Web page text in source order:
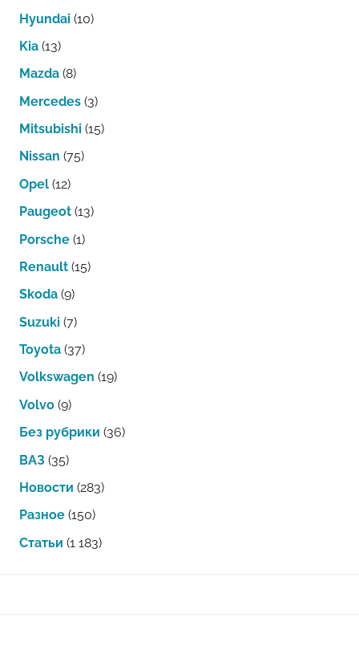
Hyundai (10)
Kia (13)
Mazda (8)
Mercedes (3)
Mitsubishi (15)
Nissan (75)
Opel (12)
Paugeot (13)
Porsche (1)
Renault (15)
Skoda (9)
Suzuki (7)
Toyota (37)
Volkswagen (19)
Volvo (9)
Без рубрики (36)
ВАЗ (35)
Новости (283)
Разное (150)
Статьи (1 183)